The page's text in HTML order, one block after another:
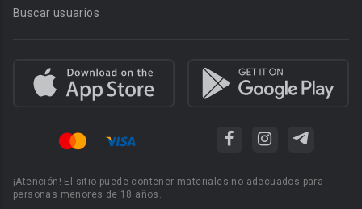
Buscar usuarios
¡Atención! El sitio puede contener materiales no adecuados para
personas menores de 18 años.